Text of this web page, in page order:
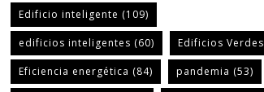
Edificio inteligente (109)
edificios inteligentes (60) Edificios Verdes
Eficiencia energética (84) pandemia (53)